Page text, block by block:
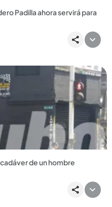
Padilla ahora servirá para
un centro financiero y
de Córdoba y
Noticia
de un hombre
como el Pensionado. Ya
similares este